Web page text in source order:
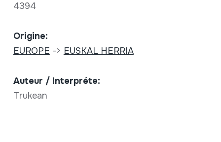
4394
Origine:
EUROPE -> EUSKAL HERRIA
Auteur / Interpréte:
Trukean